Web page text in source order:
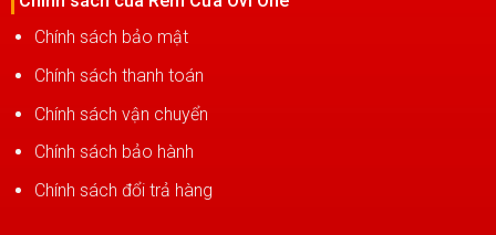
Chính sách bảo mật
Chính sách thanh toán
Chính sách vận chuyển
Chính sách bảo hành
Chính sách đổi trả hàng